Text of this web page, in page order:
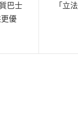
巴士
優
「立